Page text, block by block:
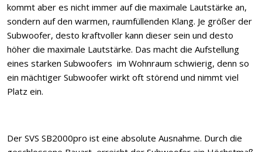
kommt aber es nicht immer auf die maximale Lautstärke an,
sondern auf den warmen, raumfüllenden Klang. Je größer der
Subwoofer, desto kraftvoller kann dieser sein und desto
höher die maximale Lautstärke. Das macht die Aufstellung
eines starken Subwoofers im Wohnraum schwierig, denn so
ein mächtiger Subwoofer wirkt oft störend und nimmt viel
Platz ein.
Der SVS SB2000pro ist eine absolute Ausnahme. Durch die